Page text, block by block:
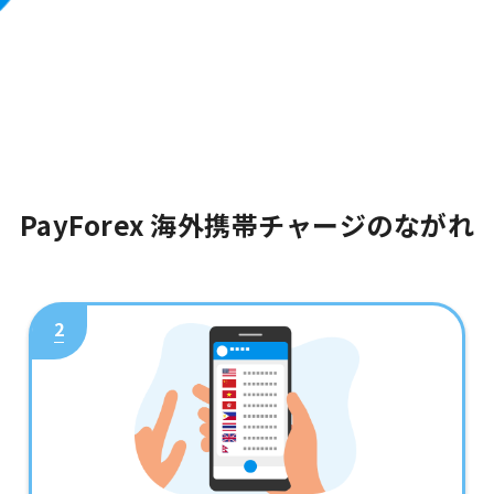
PayForex 海外携帯チャージのながれ
2